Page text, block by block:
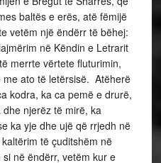
baltës e erës, atë fëmijë
vetëm një ëndërr të bëhej:
në Këndin e Letrarit
merrte vërtete fluturimin,
ato të letërsisë. Atëherë
kodra, ka ca pemë e drurë,
njerëz të mirë, ka
ka yje dhe ujë që rrjedh në
të çuditshëm në
në ëndërr, vetëm kur e